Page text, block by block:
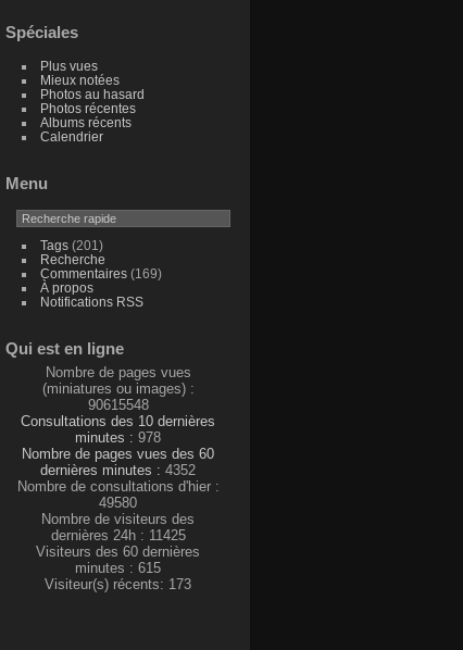
Spéciales
Plus vues
Mieux notées
Photos au hasard
Photos récentes
Albums récents
Calendrier
Menu
Tags(201)
Recherche
Commentaires(169)
À propos
Notifications RSS
Qui est en ligne
Nombre de pages vues
(miniatures ou images) :
90615548
Consultations des 10 dernières
minutes :978
Nombre de pages vues des 60
dernières minutes :4352
Nombre de consultations d'hier :
49580
Nombre de visiteurs des
dernières 24h : 11425
Visiteurs des 60 dernières
minutes : 615
Visiteur(s) récents: 173